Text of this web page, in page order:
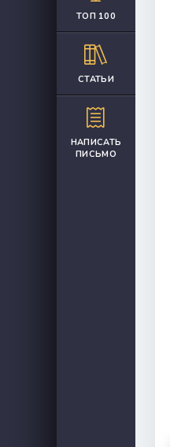
ТОП 100
СТАТЬИ
НАПИСАТЬ
ПИСЬМО